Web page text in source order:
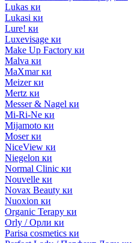
Lukas ки
Lukasi ки
Lure! ки
Luxevisage ки
Make Up Factory ки
Malva ки
MaXmar ки
Meizer ки
Mertz ки
Messer & Nagel ки
Mi-Ri-Ne ки
Mijamoto ки
Moser ки
NiceView ки
Niegelon ки
Normal Clinic ки
Nouvelle ки
Novax Beauty ки
Nuoxion ки
Organic Terapy ки
Orly / Орли ки
Parisa cosmetics ки